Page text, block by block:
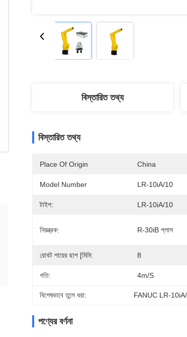
বিস্তারিত তথ্য
বিস্তারিত তথ্য
Place Of Origin China
Model Number LR-10iA/10
টাইপ: LR-10iA/10
নিয়ন্ত্রক: R-30iB প্লাস
রোবট পায়ের ছাপ [মিমি: 8
গতি: 4m/s
বিশেষভাবে তুলে ধরা: FANUC LR-10iA/
পণ্যের বর্ণনা